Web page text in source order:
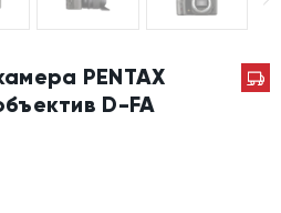
PENTAX
D-FA